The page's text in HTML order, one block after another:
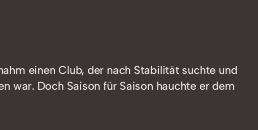
einen Club, der nach Stabilität suchte und
war. Doch Saison für Saison hauchte er dem